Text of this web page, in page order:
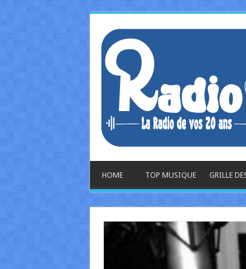
HOME TOP MUSIQUE GRILLE